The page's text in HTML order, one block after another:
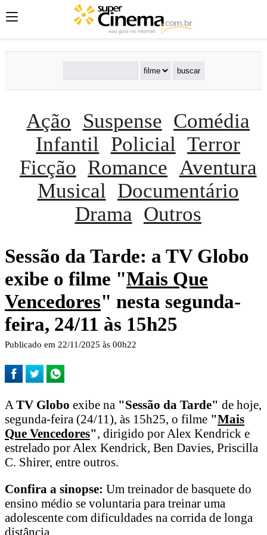
Ação Suspense Comédia
Infantil
Policial Terror
Ficção Romance Aventura
Musical
Documentário
Drama Outros
Sessão da Tarde: a TV Globo
exibe o filme "Mais Que
Vencedores" nesta segunda-
feira, 24/11 às 15h25
Publicado em 22/11/2025 às 00h22
A TV Globo exibe na "Sessão da Tarde" de hoje,
segunda-feira (24/11), às 15h25, o filme "Mais
Que Vencedores", dirigido por Alex Kendrick e
estrelado por Alex Kendrick, Ben Davies, Priscilla
C. Shirer, entre outros.
Confira a sinopse: Um treinador de basquete do
ensino médio se voluntaria para treinar uma
adolescente com dificuldades na corrida de longa
distância.